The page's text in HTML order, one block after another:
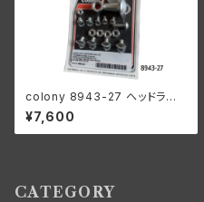
colony 8943-27 ヘッドラン
プ レストレーションキット
¥7,600
CATEGORY